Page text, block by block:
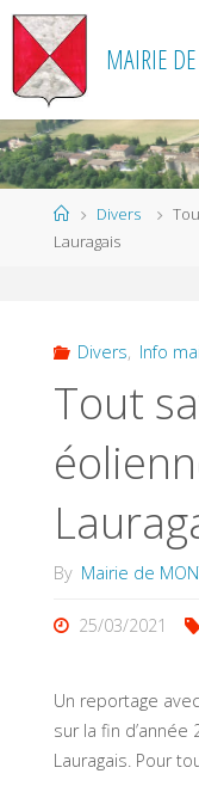
Skip
content
MAIRIE
HomeDivers
Lauragais
Divers, Info
Tout
By Mairie de
25/03/2021
Un reportage
sur la fin d’année
Lauragais. Pour